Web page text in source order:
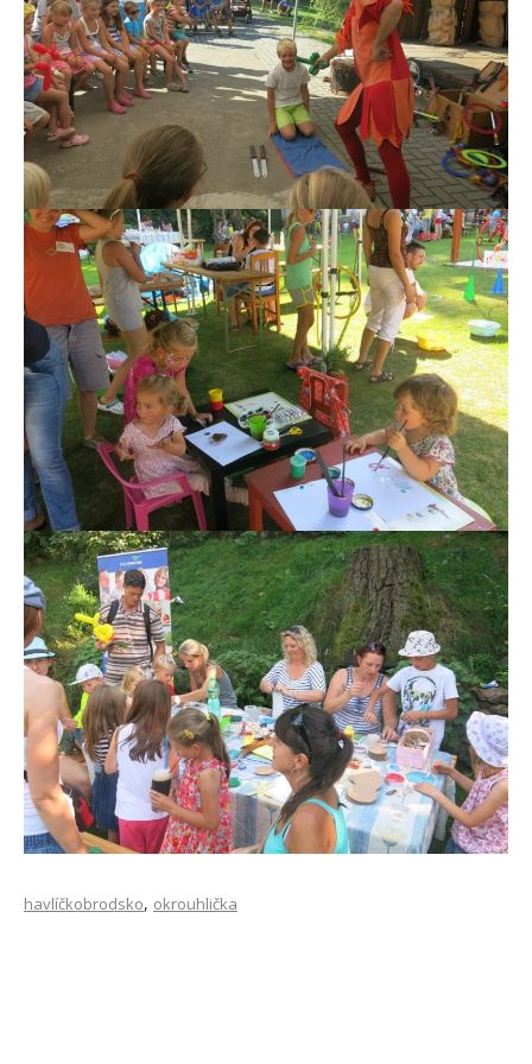
Klaun PUPA
Malování
havlíčkobrodsko, okrouhlička